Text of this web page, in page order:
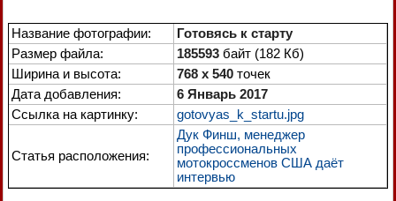
Название фотографии:
Готовясь к старту
Размер файла:
185593 байт (182 Кб)
Ширина и высота:
768 x 540 точек
Дата добавления:
6 Январь 2017
Ссылка на картинку:
gotovyas_k_startu.jpg
Статья расположения:
Дук Финш, менеджер
профессиональных
мотокроссменов США даёт
интервью